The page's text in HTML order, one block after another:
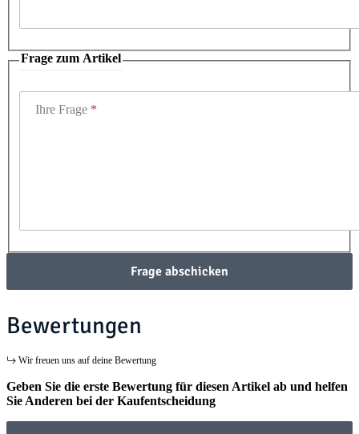
Frage zum Artikel
Ihre Frage
Frage abschicken
Bewertungen
Wir freuen uns auf deine Bewertung
Geben Sie die erste Bewertung für diesen Artikel ab und helfen
Sie Anderen bei der Kaufentscheidung